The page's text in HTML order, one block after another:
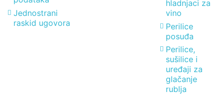
Jednostrani
raskid ugovora
hladnjaci za
vino
Perilice
posuđa
Perilice,
sušilice i
uređaji za
glačanje
rublja